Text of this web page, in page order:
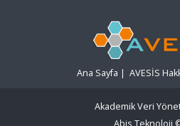
Ana Sayfa | AVESİS
Akademik Veri
Abis Teknoloji